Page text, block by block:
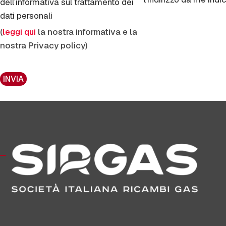
dati personali
(leggi qui la nostra informativa e la
nostra Privacy policy)